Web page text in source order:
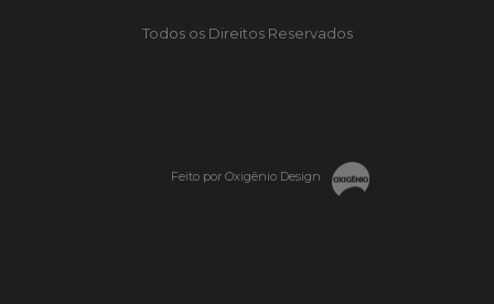
Todos os Direitos Reservados
Feito por Oxigênio Design